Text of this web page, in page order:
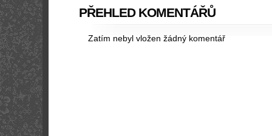
PŘEHLED KOMENTÁŘŮ
Zatím nebyl vložen žádný komentář